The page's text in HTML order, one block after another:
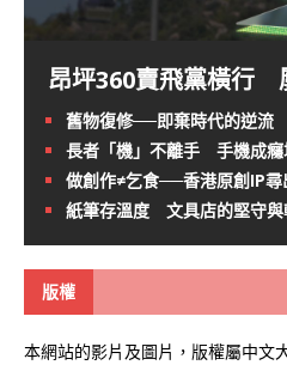
昂坪360賣飛黨橫行
舊物復修──即棄時代的逆流
長者「機」不離手 手機成癮
做創作≠乞食──香港原創IP尋
紙筆存溫度 文具店的堅守與
版權
本網站的影片及圖片，版權屬中文